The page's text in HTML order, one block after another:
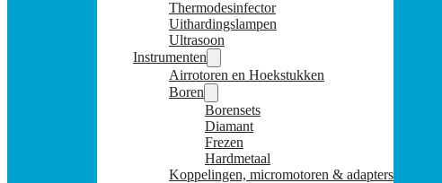
Thermodesinfector
Uithardingslampen
Ultrasoon
Instrumenten
Airrotoren en Hoekstukken
Boren
Borensets
Diamant
Frezen
Hardmetaal
Koppelingen, micromotoren & adapters